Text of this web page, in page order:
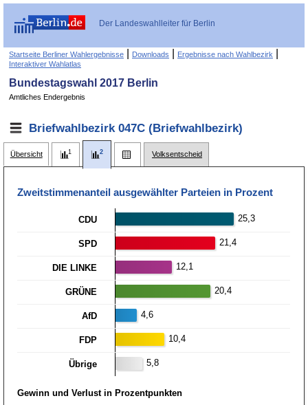
Der Landeswahlleiter für Berlin
Startseite Berliner Wahlergebnisse Downloads Ergebnisse nach Wahlbezirk
Interaktiver Wahlatlas
Bundestagswahl 2017 Berlin
Amtliches Endergebnis
Briefwahlbezirk 047C (Briefwahlbezirk)
Übersicht Volksentscheid
Zweitstimmen­anteil ausgewählter Parteien in Prozent
CDU 25,3
SPD 21,4
DIE LINKE 12,1
GRÜNE 20,4
AfD 4,6
FDP 10,4
Übrige 5,8
Gewinn und Verlust in Prozentpunkten